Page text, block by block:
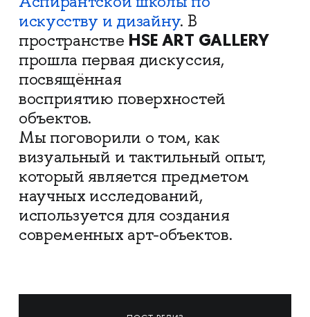
искусству и дизайну. В
пространстве HSE ART GALLERY
прошла первая дискуссия,
посвящённая
восприятию поверхностей
объектов.
Мы поговорили о том, как
визуальный и тактильный опыт,
который является предметом
научных исследований,
используется для создания
современных арт-объектов.